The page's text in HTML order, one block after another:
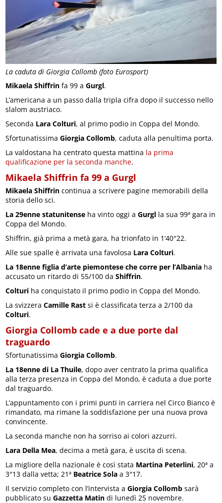
La caduta di Giorgia Collomb (foto Eurosport)
Mikaela Shiffrin fa 99 aGurgl.
L’americana a un passo dalla tripla cifra dopo il successo nello
slalom austriaco.
Seconda Lara Colturi, al primo podio in Coppa del Mondo.
SfortunatissimaGiorgia Collomb, caduta alla penultima porta.
La valdostana ha centrato questa mattina la prima
qualificazione per la seconda manche.
Mikaela Shiffrin fa 99 a Gurgl
Mikaela Shiffrin continua a scrivere pagine memorabili della
storia dello sci.
La 29enne statunitense ha vinto oggi aGurgl la sua 99ª gara in
Coppa del Mondo.
Shiffrin, già prima a metà gara, ha trionfato in 1’40″22.
Alle sue spalle è arrivata una favolosa Lara Colturi.
La 18enne figlia d’arte piemontese che corre per l’Albania ha
accusato un ritardo di 55/100 daShiffrin.
Colturi ha conquistato il primo podio in Coppa del Mondo.
La svizzeraCamille Rast si è classificata terza a 2/100 da
Colturi.
Giorgia Collomb cade e a due porte dal
traguardo
SfortunatissimaGiorgia Collomb.
La 18enne di La Thuile, dopo aver centrato la prima qualifica
alla terza presenza in Coppa del Mondo, è caduta a due porte
dal traguardo.
L’appuntamento con i primi punti in carriera nel Circo Bianco è
rimandato, ma rimane la soddisfazione per una nuova prova
convincente.
La seconda manche non ha sorriso ai colori azzurri.
Lara Della Mea, decima a metà gara, è uscita di scena.
La migliore della nazionale è così stata Martina Peterlini, 20ª a
3″13 dalla vetta; 21ª Beatrice Sola a 3″17.
Il servizio completo con l’intervista aGiorgia Collomb sarà
pubblicato suGazzetta Matin di lunedì 25 novembre.